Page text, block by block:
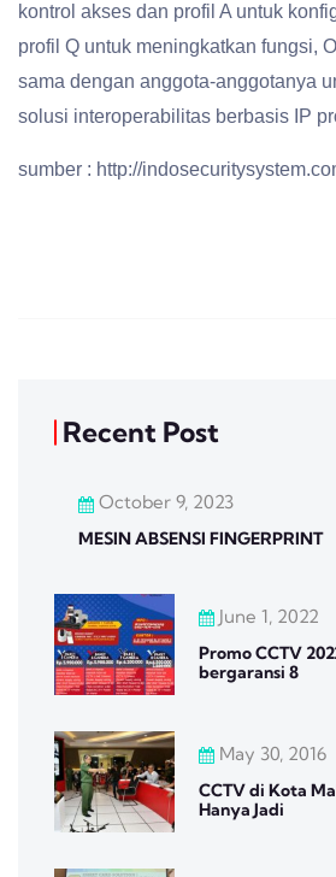
kontrol akses dan profil A untuk
profil Q untuk meningkatkan fungsi,
sama dengan anggota-anggotanya
solusi interoperabilitas berbasis IP
sumber : http://
Recent Post
October 9, 2023
MESIN ABSENSI FINGERPRINT
June 1, 2022
Promo CCTV
bergaransi 8
May 30, 2016
CCTV di Kota
Hanya Jadi